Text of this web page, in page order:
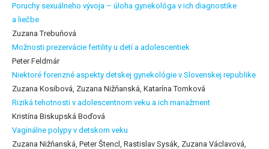
Poruchy sexuálneho vývoja – úloha gynekológa v ich diagnostike
a liečbe
Zuzana Trebuňová
Možnosti prezervácie fertility u detí a adolescentiek
Peter Feldmár
Niektoré forenzné aspekty detskej gynekológie v Slovenskej republike
Zuzana Kosibová, Zuzana Nižňanská, Katarína Tomková
Riziká tehotnosti v adolescentnom veku a ich manažment
Kristína Biskupská Boďová
Vaginálne polypy v detskom veku
Zuzana Nižňanská, Peter Štencl, Rastislav Sysák, Zuzana Václavová,